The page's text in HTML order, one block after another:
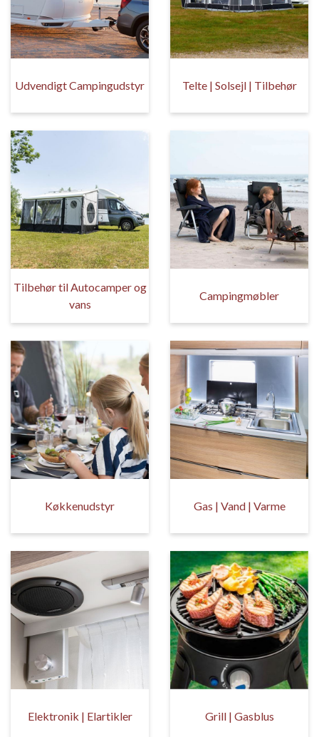
Udvendigt Campingudstyr Telte | Solsejl | Tilbehør
Tilbehør til Autocamper og
vans
Campingmøbler
Køkkenudstyr Gas | Vand | Varme
Elektronik | Elartikler Grill | Gasblus